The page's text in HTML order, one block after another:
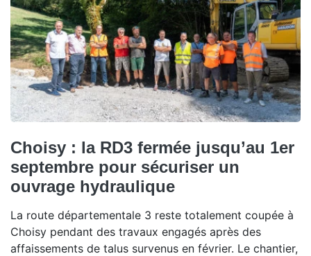
Choisy : la RD3 fermée jusqu’au 1er
septembre pour sécuriser un
ouvrage hydraulique
La route départementale 3 reste totalement coupée à
Choisy pendant des travaux engagés après des
affaissements de talus survenus en février. Le chantier,